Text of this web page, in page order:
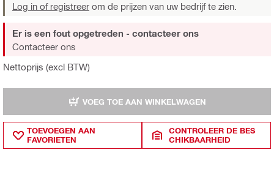
Log in of registreer om de prijzen van uw bedrijf te zien.
Nettoprijs (excl BTW)
Er is een fout opgetreden - contacteer ons
Contacteer ons
VOEG TOE AAN WINKELWAGEN
TOEVOEGEN AAN
FAVORIETEN
CONTROLEER DE BES
CHIKBAARHEID